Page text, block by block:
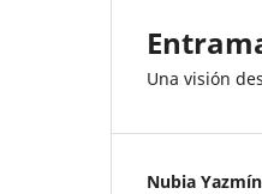
Una visión
Nubia